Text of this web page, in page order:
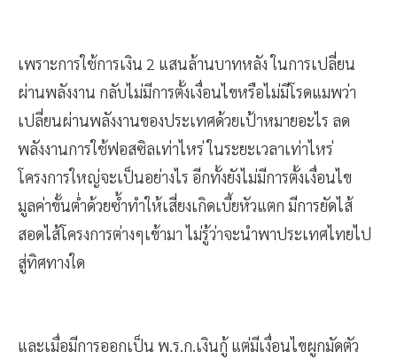
เพราะการใช้การเงิน 2 แสนล้านบาทหลัง ในการเปลี่ยน
ผ่านพลังงาน กลับไม่มีการตั้งเงื่อนไขหรือไม่มีโรดแมพว่า
เปลี่ยนผ่านพลังงานของประเทศด้วยเป้าหมายอะไร ลด
พลังงานการใช้ฟอสซิลเท่าไหร่ ในระยะเวลาเท่าไหร่
โครงการใหญ่จะเป็นอย่างไร อีกทั้งยังไม่มีการตั้งเงื่อนไข
มูลค่าขั้นต่ำด้วยซ้ำทำให้เสี่ยงเกิดเบี้ยหัวแตก มีการยัดไส้
สอดไส้โครงการต่างๆเข้ามา ไม่รู้ว่าจะนำพาประเทศไทยไป
สู่ทิศทางใด
และเมื่อมีการออกเป็น พ.ร.ก.เงินกู้ แต่มีเงื่อนไขผูกมัดตัว